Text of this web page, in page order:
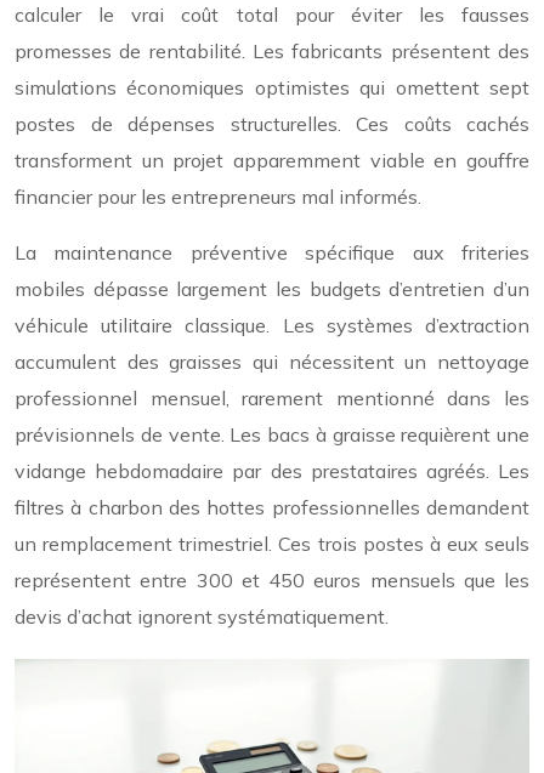
calculer le vrai coût total pour éviter les fausses
promesses de rentabilité. Les fabricants présentent des
simulations économiques optimistes qui omettent sept
postes de dépenses structurelles. Ces coûts cachés
transforment un projet apparemment viable en gouffre
financier pour les entrepreneurs mal informés.
La maintenance préventive spécifique aux friteries
mobiles dépasse largement les budgets d’entretien d’un
véhicule utilitaire classique. Les systèmes d’extraction
accumulent des graisses qui nécessitent un nettoyage
professionnel mensuel, rarement mentionné dans les
prévisionnels de vente. Les bacs à graisse requièrent une
vidange hebdomadaire par des prestataires agréés. Les
filtres à charbon des hottes professionnelles demandent
un remplacement trimestriel. Ces trois postes à eux seuls
représentent entre 300 et 450 euros mensuels que les
devis d’achat ignorent systématiquement.